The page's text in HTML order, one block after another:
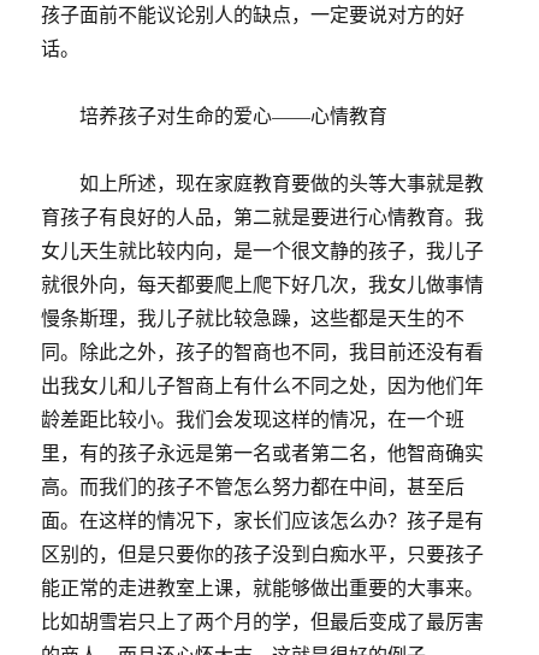
孩子面前不能议论别人的缺点，一定要说对方的好
话。
培养孩子对生命的爱心——心情教育
如上所述，现在家庭教育要做的头等大事就是教
育孩子有良好的人品，第二就是要进行心情教育。我
女儿天生就比较内向，是一个很文静的孩子，我儿子
就很外向，每天都要爬上爬下好几次，我女儿做事情
慢条斯理，我儿子就比较急躁，这些都是天生的不
同。除此之外，孩子的智商也不同，我目前还没有看
出我女儿和儿子智商上有什么不同之处，因为他们年
龄差距比较小。我们会发现这样的情况，在一个班
里，有的孩子永远是第一名或者第二名，他智商确实
高。而我们的孩子不管怎么努力都在中间，甚至后
面。在这样的情况下，家长们应该怎么办？孩子是有
区别的，但是只要你的孩子没到白痴水平，只要孩子
能正常的走进教室上课，就能够做出重要的大事来。
比如胡雪岩只上了两个月的学，但最后变成了最厉害